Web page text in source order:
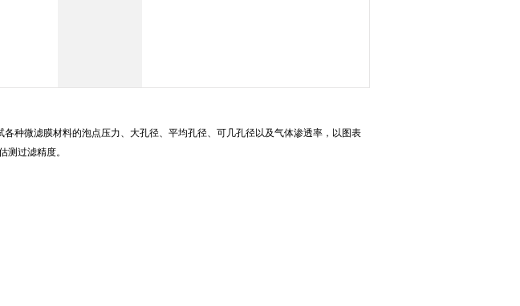
各种微滤膜材料的泡点压力、大孔径、平均孔径、可几孔径以及气体渗透率，以图表
测过滤精度。